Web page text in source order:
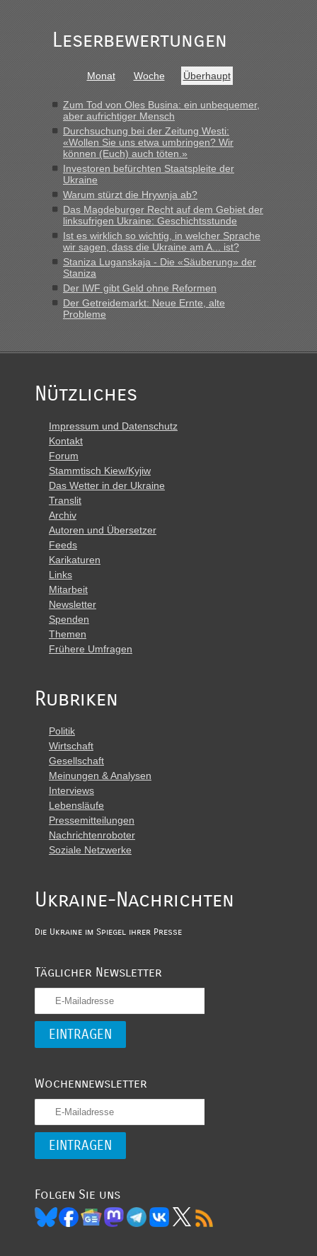
Leserbewertungen
Monat Woche Überhaupt
Zum Tod von Oles Busina: ein unbequemer,
aber aufrichtiger Mensch
Durchsuchung bei der Zeitung Westi:
«Wollen Sie uns etwa umbringen? Wir
können (Euch) auch töten.»
Investoren befürchten Staatspleite der
Ukraine
Warum stürzt die Hrywnja ab?
Das Magdeburger Recht auf dem Gebiet der
linksufrigen Ukraine: Geschichtsstunde
Ist es wirklich so wichtig, in welcher Sprache
wir sagen, dass die Ukraine am A... ist?
Staniza Luganskaja - Die «Säuberung» der
Staniza
Der IWF gibt Geld ohne Reformen
Der Getreidemarkt: Neue Ernte, alte
Probleme
Nützliches
Impressum und Datenschutz
Kontakt
Forum
Stammtisch Kiew/Kyjiw
Das Wetter in der Ukraine
Translit
Archiv
Autoren und Übersetzer
Feeds
Karikaturen
Links
Mitarbeit
Newsletter
Spenden
Themen
Frühere Umfragen
Rubriken
Politik
Wirtschaft
Gesellschaft
Meinungen & Analysen
Interviews
Lebensläufe
Pressemitteilungen
Nachrichtenroboter
Soziale Netzwerke
Ukraine-Nachrichten
Die Ukraine im Spiegel ihrer Presse
Täglicher Newsletter
Wochennewsletter
Folgen Sie uns